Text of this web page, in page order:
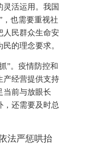
活运用。我国
也需要重视社
人民群众生命安
的理念要求。
”。疫情防控和
产经营提供支持
当前与放眼长
还需要及时总
法严惩哄抬